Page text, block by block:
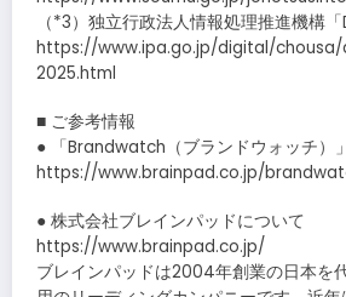
（*3）独立行政法人情報処理推進機構「
https://www.ipa.go.jp/digital/
2025.html
■ ご参考情報
● 「Brandwatch（ブランドウォッチ）
https://www.brainpad.co.jp/
● 株式会社ブレインパッドについて
https://www.brainpad.co.jp/
ブレインパッドは2004年創業の日本を